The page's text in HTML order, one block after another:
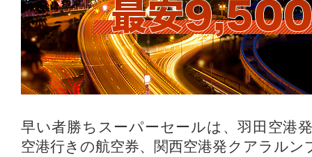
早い者勝ちスーパーセールは、羽田空港
空港行きの航空券、関西空港発クアラルン